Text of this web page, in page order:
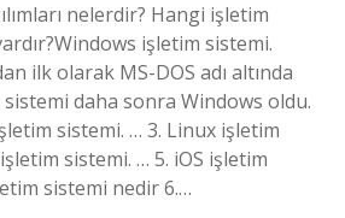
nelerdir? Hangi işletim
işletim sistemi.
ilk olarak MS-DOS adı altında
daha sonra Windows oldu.
sistemi. … 3. Linux işletim
sistemi. … 5. iOS işletim
sistemi nedir 6.…